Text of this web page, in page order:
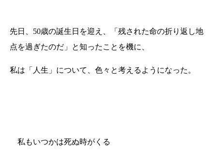
先日、50歳の誕生日を迎え、「残された命の折り返し地
点を過ぎたのだ」と知ったことを機に、
私は「人生」について、色々と考えるようになった。
私もいつかは死ぬ時がくる